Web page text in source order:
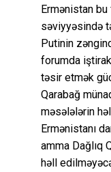
Ermənistan
səviyyəsində
Putinin
forumda
təsir etmək
Qarabağ
məsələlərin
Ermənistanı
amma Dağlıq
həll